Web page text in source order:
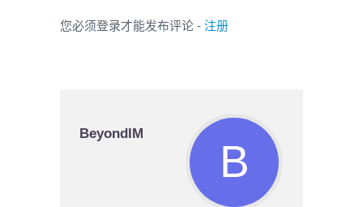
您必须登录才能发布评论 - 注册
BeyondIM